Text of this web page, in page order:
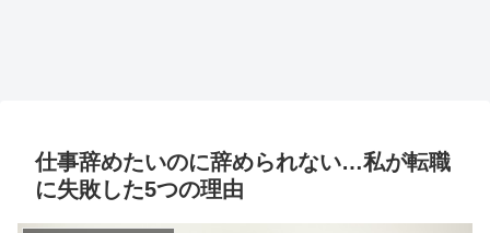
仕事辞めたいのに辞められない…私が転職
に失敗した5つの理由